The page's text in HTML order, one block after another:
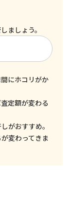
ましょう。
にホコリがか
定額が変わる
がおすすめ。
変わってきま